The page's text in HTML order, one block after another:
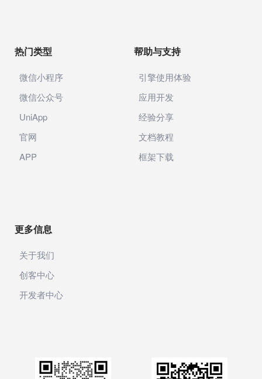
热门类型
微信小程序
微信公众号
UniApp
官网
APP
帮助与支持
引擎使用体验
应用开发
经验分享
文档教程
框架下载
更多信息
关于我们
创客中心
开发者中心